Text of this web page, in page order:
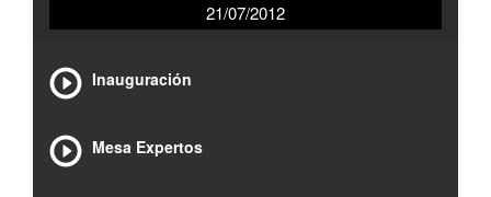
21/07/2012
Inauguración
Mesa Expertos